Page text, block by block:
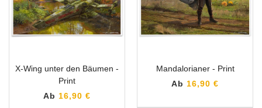
X-Wing unter den Bäumen -
Print
Ab 16,90 €
Mandalorianer - Print
Ab 16,90 €